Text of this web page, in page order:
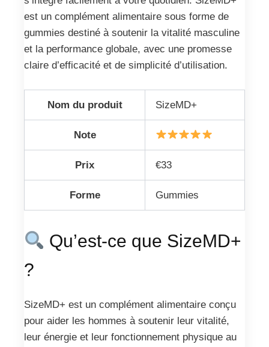
est un complément alimentaire sous forme de
gummies destiné à soutenir la vitalité masculine
et la performance globale, avec une promesse
claire d’efficacité et de simplicité d’utilisation.
Nom du produit SizeMD+
Note
Prix €33
Forme Gummies
Qu’est-ce que SizeMD+
?
SizeMD+ est un complément alimentaire conçu
pour aider les hommes à soutenir leur vitalité,
leur énergie et leur fonctionnement physique au